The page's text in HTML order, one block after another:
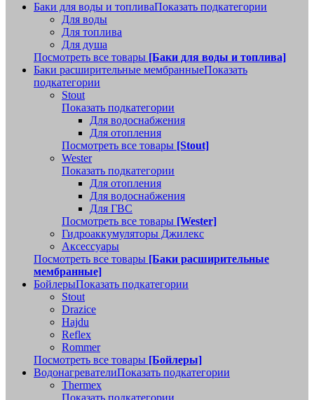
Баки для воды и топливаПоказать подкатегории
Для воды
Для топлива
Для душа
Посмотреть все товары [Баки для воды и топлива]
Баки расширительные мембранныеПоказать
подкатегории
Stout
Показать подкатегории
Для водоснабжения
Для отопления
Посмотреть все товары [Stout]
Wester
Показать подкатегории
Для отопления
Для водоснабжения
Для ГВС
Посмотреть все товары [Wester]
Гидроаккумуляторы Джилекс
Аксессуары
Посмотреть все товары [Баки расширительные
мембранные]
БойлерыПоказать подкатегории
Stout
Drazice
Hajdu
Reflex
Rommer
Посмотреть все товары [Бойлеры]
ВодонагревателиПоказать подкатегории
Thermex
Показать подкатегории